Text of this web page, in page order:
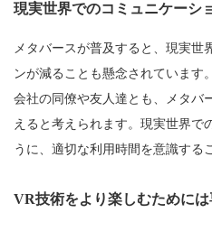
現実世界でのコミュニケーシ
メタバースが普及すると、現実世
ンが減ることも懸念されています
会社の同僚や友人達とも、メタバ
えると考えられます。現実世界で
うに、適切な利用時間を意識する
VR技術をより楽しむために